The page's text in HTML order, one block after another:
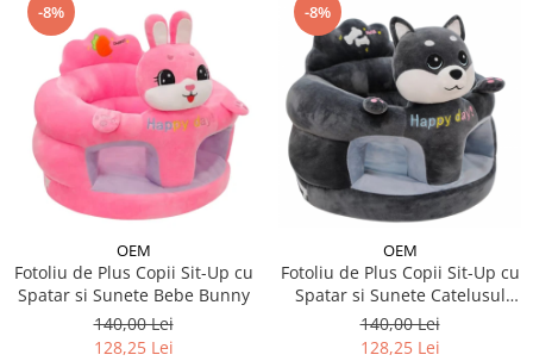
-8%
OEM
Fotoliu de Plus Copii Sit-Up cu
Spatar si Sunete Bebe Bunny
140,00 Lei
128,25 Lei
-8%
OEM
Fotoliu de Plus Copii Sit-Up cu
Spatar si Sunete Catelusul
Woofy
140,00 Lei
128,25 Lei